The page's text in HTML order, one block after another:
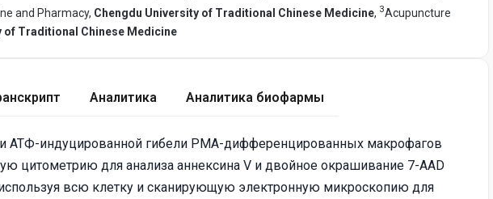
and Pharmacy, Chengdu University of Traditional Chinese Medicine, 3Acupuncture
of Traditional Chinese Medicine
Аналитика Аналитика биофармы
АТФ-индуцированной гибели PMA-дифференцированных макрофагов
цитометрию для анализа аннексина V и двойное окрашивание 7-AAD
всю клетку и сканирующую электронную микроскопию для